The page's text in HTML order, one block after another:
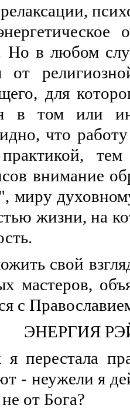
в любом
от
для
в том или
что
практикой,
внимание
миру
жизни, на
свой
мастеров,
с
ЭНЕРГИЯ
перестала
- неужели я
от Бога?